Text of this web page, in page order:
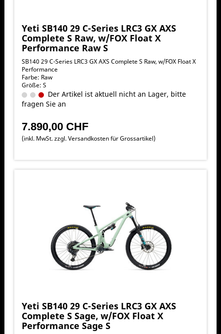
Yeti SB140 29 C-Series LRC3 GX AXS
Complete S Raw, w/FOX Float X
Performance Raw S
SB140 29 C-Series LRC3 GX AXS Complete S Raw, w/FOX Float X
Performance
Farbe: Raw
Größe: S
Der Artikel ist aktuell nicht an Lager, bitte
fragen Sie an
7.890,00 CHF
(inkl. MwSt. zzgl.Versandkosten für Grossartikel)
Yeti SB140 29 C-Series LRC3 GX AXS
Complete S Sage, w/FOX Float X
Performance Sage S